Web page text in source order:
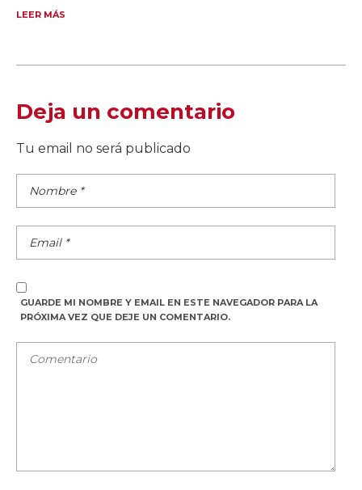
LEER MÁS
Deja un comentario
Tu email no será publicado
GUARDE MI NOMBRE Y EMAIL EN ESTE NAVEGADOR PARA LA
PRÓXIMA VEZ QUE DEJE UN COMENTARIO.